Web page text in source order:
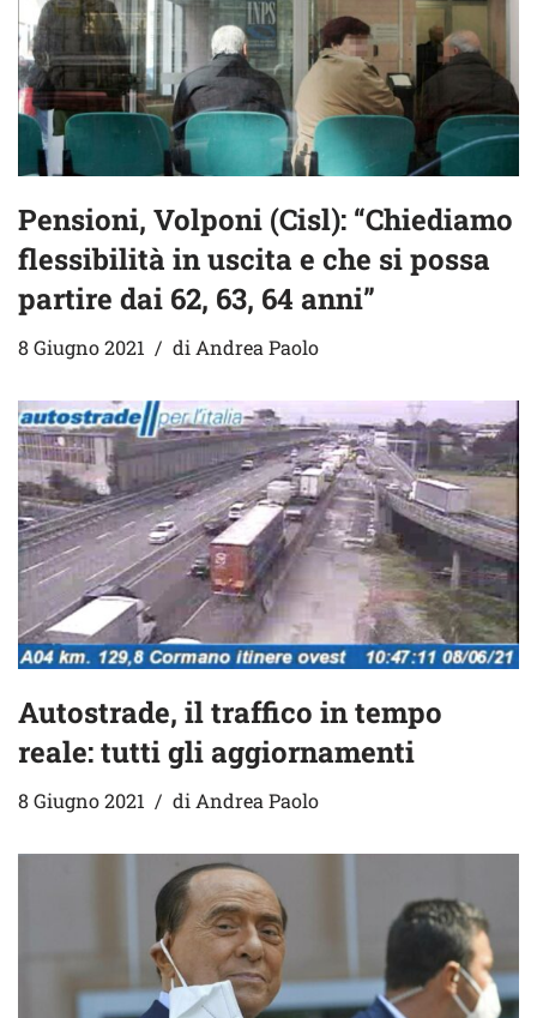
Pensioni, Volponi (Cisl): “Chiediamo
flessibilità in uscita e che si possa
partire dai 62, 63, 64 anni”
8 Giugno 2021 di Andrea Paolo
Autostrade, il traffico in tempo
reale: tutti gli aggiornamenti
8 Giugno 2021 di Andrea Paolo